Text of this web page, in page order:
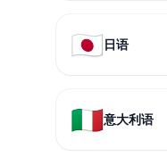
🇯🇵日语
🇮🇹意大利语